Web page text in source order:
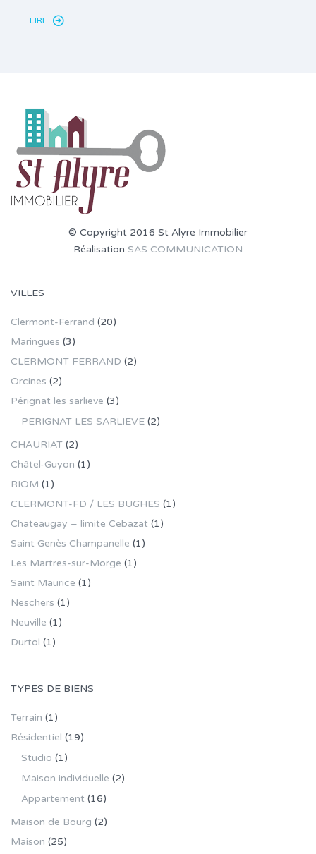
LIRE
© Copyright 2016 St Alyre Immobilier
Réalisation SAS COMMUNICATION
VILLES
Clermont-Ferrand (20)
Maringues (3)
CLERMONT FERRAND (2)
Orcines (2)
Pérignat les sarlieve (3)
PERIGNAT LES SARLIEVE (2)
CHAURIAT (2)
Châtel-Guyon (1)
RIOM (1)
CLERMONT-FD / LES BUGHES (1)
Chateaugay – limite Cebazat (1)
Saint Genès Champanelle (1)
Les Martres-sur-Morge (1)
Saint Maurice (1)
Neschers (1)
Neuville (1)
Durtol (1)
TYPES DE BIENS
Terrain (1)
Résidentiel (19)
Studio (1)
Maison individuelle (2)
Appartement (16)
Maison de Bourg (2)
Maison (25)